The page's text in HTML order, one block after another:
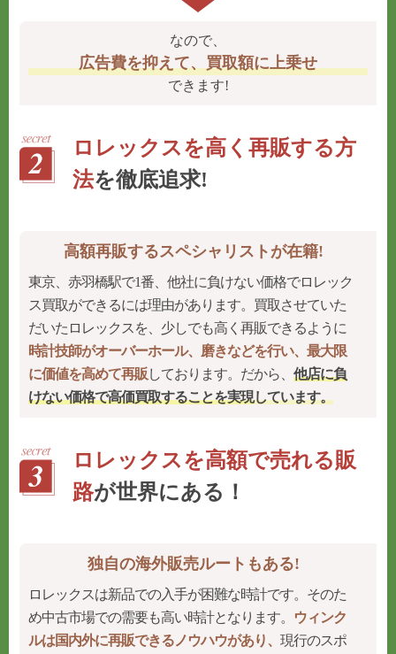
なので、
広告費を抑えて、買取額に上乗せ
できます!
ロレックスを高く再販する方
法を徹底追求!
高額再販するスペシャリストが在籍!
東京、赤羽橋駅で1番、他社に負けない価格でロレック
ス買取ができるには理由があります。買取させていた
だいたロレックスを、少しでも高く再販できるように
時計技師がオーバーホール、磨きなどを行い、最大限
に価値を高めて再販しております。だから、他店に負
けない価格で高価買取することを実現しています。
ロレックスを高額で売れる販
路が世界にある！
独自の海外販売ルートもある!
ロレックスは新品での入手が困難な時計です。そのた
め中古市場での需要も高い時計となります。 ウィンク
ルは国内外に再販できるノウハウがあり、現行のスポ